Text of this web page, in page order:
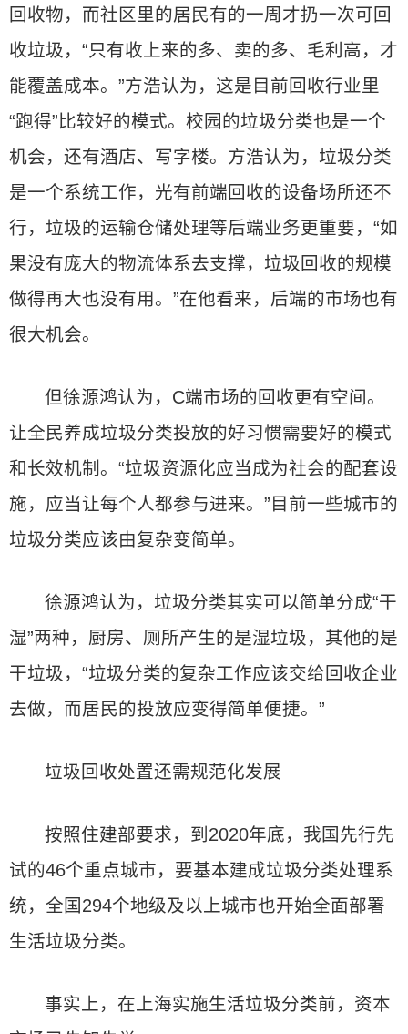
回收物，而社区里的居民有的一周才扔一次可回
收垃圾，“只有收上来的多、卖的多、毛利高，才
能覆盖成本。”方浩认为，这是目前回收行业里
“跑得”比较好的模式。校园的垃圾分类也是一个
机会，还有酒店、写字楼。方浩认为，垃圾分类
是一个系统工作，光有前端回收的设备场所还不
行，垃圾的运输仓储处理等后端业务更重要，“如
果没有庞大的物流体系去支撑，垃圾回收的规模
做得再大也没有用。”在他看来，后端的市场也有
很大机会。
但徐源鸿认为，C端市场的回收更有空间。
让全民养成垃圾分类投放的好习惯需要好的模式
和长效机制。“垃圾资源化应当成为社会的配套设
施，应当让每个人都参与进来。”目前一些城市的
垃圾分类应该由复杂变简单。
徐源鸿认为，垃圾分类其实可以简单分成“干
湿”两种，厨房、厕所产生的是湿垃圾，其他的是
干垃圾，“垃圾分类的复杂工作应该交给回收企业
去做，而居民的投放应变得简单便捷。”
垃圾回收处置还需规范化发展
按照住建部要求，到2020年底，我国先行先
试的46个重点城市，要基本建成垃圾分类处理系
统，全国294个地级及以上城市也开始全面部署
生活垃圾分类。
事实上，在上海实施生活垃圾分类前，资本